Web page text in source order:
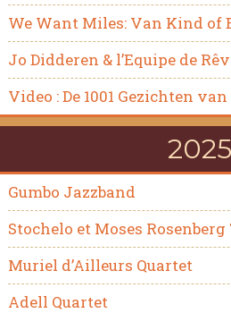
We Want Miles: Van Kind of
Jo Didderen & l’Equipe de
Video : De 1001 Gezichten
2025
Gumbo Jazzband
Stochelo et Moses
Muriel d’Ailleurs Quartet
Adell Quartet